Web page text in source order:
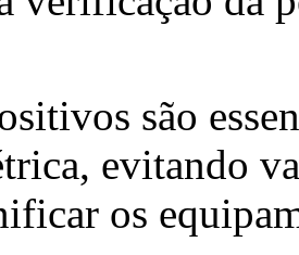
são
evitando
os